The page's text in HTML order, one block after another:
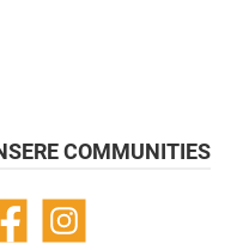
COMMUNITIES
Instagram